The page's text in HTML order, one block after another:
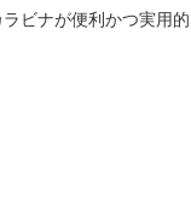
ビナが便利かつ実用